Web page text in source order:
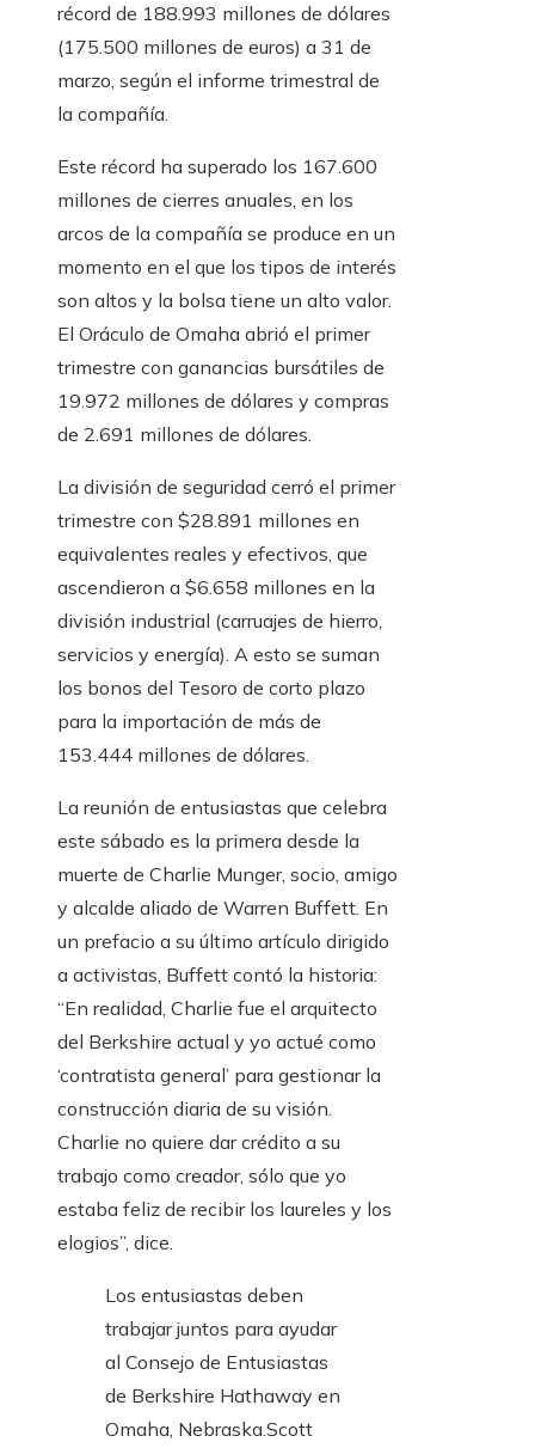
récord de 188.993 millones de dólares
(175.500 millones de euros) a 31 de
marzo, según el informe trimestral de
la compañía.
Este récord ha superado los 167.600
millones de cierres anuales, en los
arcos de la compañía se produce en un
momento en el que los tipos de interés
son altos y la bolsa tiene un alto valor.
El Oráculo de Omaha abrió el primer
trimestre con ganancias bursátiles de
19.972 millones de dólares y compras
de 2.691 millones de dólares.
La división de seguridad cerró el primer
trimestre con $28.891 millones en
equivalentes reales y efectivos, que
ascendieron a $6.658 millones en la
división industrial (carruajes de hierro,
servicios y energía). A esto se suman
los bonos del Tesoro de corto plazo
para la importación de más de
153.444 millones de dólares.
La reunión de entusiastas que celebra
este sábado es la primera desde la
muerte de Charlie Munger, socio, amigo
y alcalde aliado de Warren Buffett. En
un prefacio a su último artículo dirigido
a activistas, Buffett contó la historia:
“En realidad, Charlie fue el arquitecto
del Berkshire actual y yo actué como
‘contratista general’ para gestionar la
construcción diaria de su visión.
Charlie no quiere dar crédito a su
trabajo como creador, sólo que yo
estaba feliz de recibir los laureles y los
elogios”, dice.
Los entusiastas deben
trabajar juntos para ayudar
al Consejo de Entusiastas
de Berkshire Hathaway en
Omaha, Nebraska.Scott